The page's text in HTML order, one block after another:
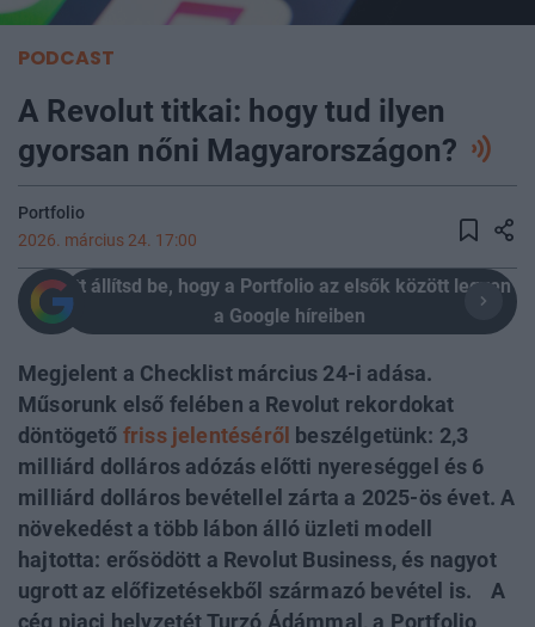
PODCAST
A Revolut titkai: hogy tud ilyen
gyorsan nőni Magyarországon?
Portfolio
2026. március 24. 17:00
Itt állítsd be, hogy a Portfolio az elsők között legyen
a Google híreiben
Megjelent a Checklist március 24-i adása.
Műsorunk első felében a Revolut rekordokat
döntögető friss jelentéséről beszélgetünk: 2,3
milliárd dolláros adózás előtti nyereséggel és 6
milliárd dolláros bevétellel zárta a 2025-ös évet. A
növekedést a több lábon álló üzleti modell
hajtotta: erősödött a Revolut Business, és nagyot
ugrott az előfizetésekből származó bevétel is. A
cég piaci helyzetét Turzó Ádámmal, a Portfolio